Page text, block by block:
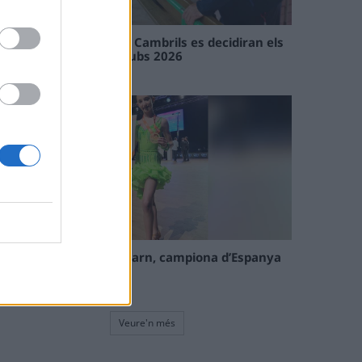
En les tirades de Flix i Cambrils es decidiran els
campions de l’Interclubs 2026
La tortosina Cinta Talarn, campiona d’Espanya
Veure'n més